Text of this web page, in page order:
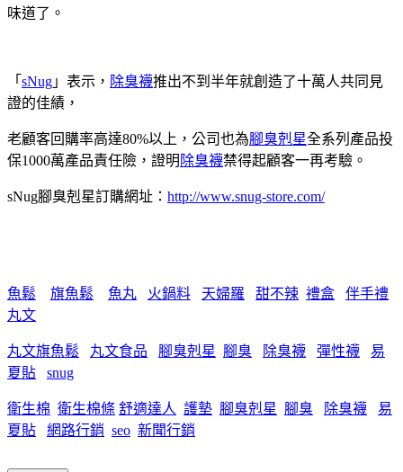
味道了。
「 sNug 」表示， 除臭襪推出不到半年就創造了十萬人共同見
證的佳績，
老顧客回購率高達80%以上，公司也為腳臭剋星全系列產品投
保1000萬產品責任險，證明 除臭襪禁得起顧客一再考驗。
sNug腳臭剋星訂購網址： http://www.snug-store.com/
魚鬆 旗魚鬆 魚丸 火鍋料 天婦羅 甜不辣 禮盒
伴手禮
丸文
丸文旗魚鬆 丸文食品 腳臭剋星 腳臭 除臭襪 彈性襪
易
夏貼
snug
衛生棉 衛生棉條 舒適達人 護墊 腳臭剋星 腳臭 除臭襪
易
夏貼
網路行銷 seo 新聞行銷